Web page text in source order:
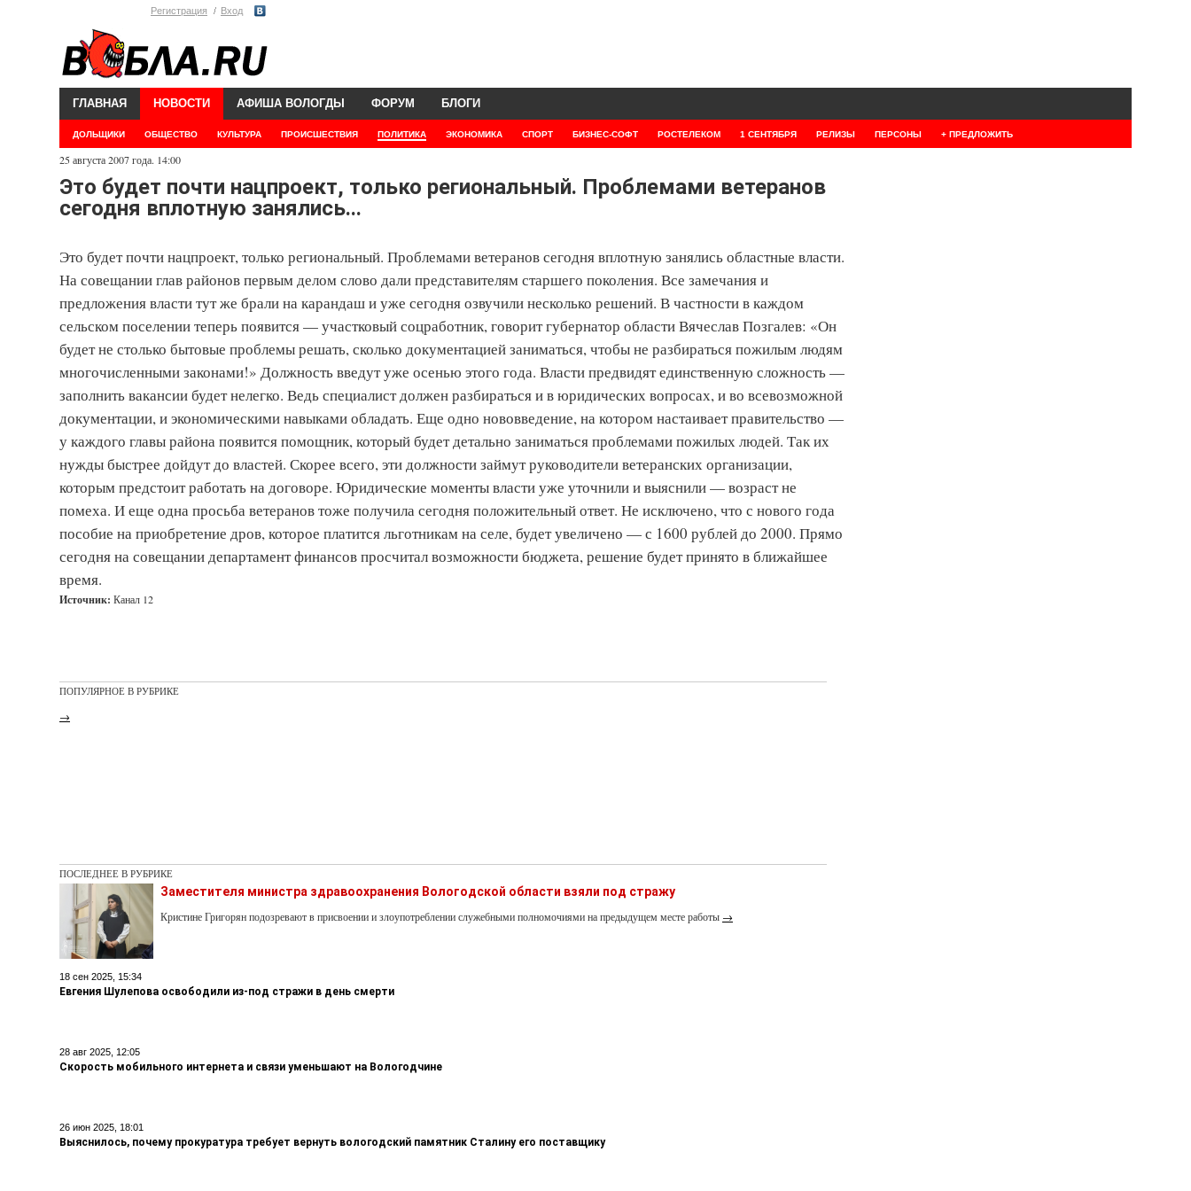
Регистрация Вход
ГЛАВНАЯ НОВОСТИ
ДОЛЬЩИКИ ОБЩЕСТВО КУЛЬТУРА ПРОИСШЕСТВИЯ ПОЛИТИКА ЭКОНОМИКА СПОРТ БИЗНЕС-СОФТ РОСТЕЛЕКОМ 1 СЕНТЯБРЯ РЕЛИЗЫ ПЕРСОНЫ + ПРЕДЛОЖИТЬ
АФИША ВОЛОГДЫ ФОРУМ БЛОГИ
25 августа 2007 года. 14:00
Это будет почти нацпроект, только региональный. Проблемами ветеранов
сегодня вплотную занялись...
Это будет почти нацпроект, только региональный. Проблемами ветеранов сегодня вплотную занялись областные власти.
На совещании глав районов первым делом слово дали представителям старшего поколения. Все замечания и
предложения власти тут же брали на карандаш и уже сегодня озвучили несколько решений. В частности в каждом
сельском поселении теперь появится — участковый соцработник, говорит губернатор области Вячеслав Позгалев: «Он
будет не столько бытовые проблемы решать, сколько документацией заниматься, чтобы не разбираться пожилым людям
многочисленными законами!» Должность введут уже осенью этого года. Власти предвидят единственную сложность —
заполнить вакансии будет нелегко. Ведь специалист должен разбираться и в юридических вопросах, и во всевозможной
документации, и экономическими навыками обладать. Еще одно нововведение, на котором настаивает правительство —
у каждого главы района появится помощник, который будет детально заниматься проблемами пожилых людей. Так их
нужды быстрее дойдут до властей. Скорее всего, эти должности займут руководители ветеранских организации,
которым предстоит работать на договоре. Юридические моменты власти уже уточнили и выяснили — возраст не
помеха. И еще одна просьба ветеранов тоже получила сегодня положительный ответ. Не исключено, что с нового года
пособие на приобретение дров, которое платится льготникам на селе, будет увеличено — с 1600 рублей до 2000. Прямо
сегодня на совещании департамент финансов просчитал возможности бюджета, решение будет принято в ближайшее
время.
Источник: Канал 12
ПОПУЛЯРНОЕ В РУБРИКЕ
→
ПОСЛЕДНЕЕ В РУБРИКЕ
Заместителя министра здравоохранения Вологодской области взяли под стражу
Кристине Григорян подозревают в присвоении и злоупотреблении служебными полномочиями на предыдущем месте работы →
18 сен 2025, 15:34
Евгения Шулепова освободили из-под стражи в день смерти
28 авг 2025, 12:05
Скорость мобильного интернета и связи уменьшают на Вологодчине
26 июн 2025, 18:01
Выяснилось, почему прокуратура требует вернуть вологодский памятник Сталину его поставщику